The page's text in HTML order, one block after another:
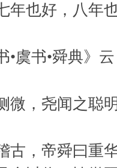
年也好，八年
•虞书•舜典》
微，尧闻之聪
古，帝舜曰重